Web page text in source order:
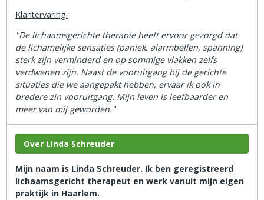
Klantervaring:
"De lichaamsgerichte therapie heeft ervoor gezorgd dat
de lichamelijke sensaties (paniek, alarmbellen, spanning)
sterk zijn verminderd en op sommige vlakken zelfs
verdwenen zijn. Naast de vooruitgang bij de gerichte
situaties die we aangepakt hebben, ervaar ik ook in
bredere zin vooruitgang. Mijn leven is leefbaarder en
meer van mij geworden."
Over Linda Schreuder
Mijn naam is Linda Schreuder. Ik ben geregistreerd
lichaamsgericht therapeut en werk vanuit mijn eigen
praktijk in Haarlem.